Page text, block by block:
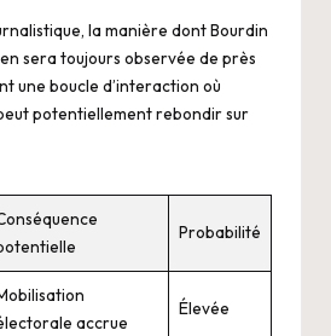
la manière dont Bourdin
sera toujours observée de près
une boucle d’interaction où
potentiellement rebondir sur
Probabilité
accrue
Élevée